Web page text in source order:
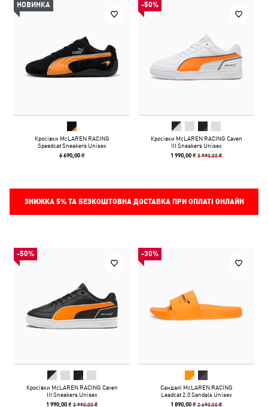
НОВИНКА
Кросівки McLAREN RACING
Speedcat Sneakers Unisex
6 690,00 ₴
-50%
Кросівки McLAREN RACING Caven
III Sneakers Unisex
1 990,00 ₴3 990,00 ₴
ЗНИЖКА 5%ТА БЕЗКОШТОВНА ДОСТАВКА ПРИ ОПЛАТІ ОНЛАЙН
-50%
Кросівки McLAREN RACING Caven
III Sneakers Unisex
1 990,00 ₴3 990,00 ₴
-30%
Сандалі McLAREN RACING
Leadcat 2.0 Sandals Unisex
1 890,00 ₴2 690,00 ₴